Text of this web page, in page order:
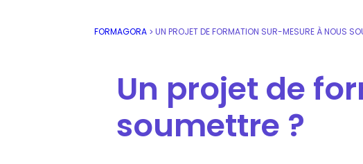
FORMAGORA >
Un projet de
soumettre ?